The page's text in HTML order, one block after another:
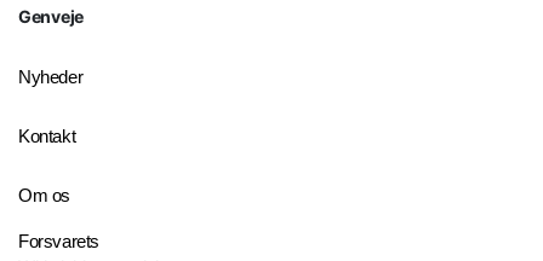
Genveje
Nyheder
Kontakt
Om os
Forsvarets